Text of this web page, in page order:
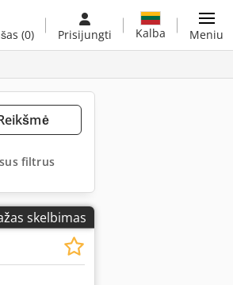
(0) Prisijungti Kalba Meniu
filtrus
skelbimas